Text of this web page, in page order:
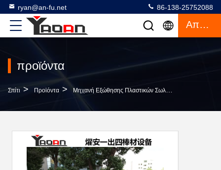
ryan@an-fu.net 86-138-25752088
Απόσπασμα
προϊόντα
Σπίτι > Προϊόντα > Μηχανή Εξώθησης Πλαστικών Σωλήνα